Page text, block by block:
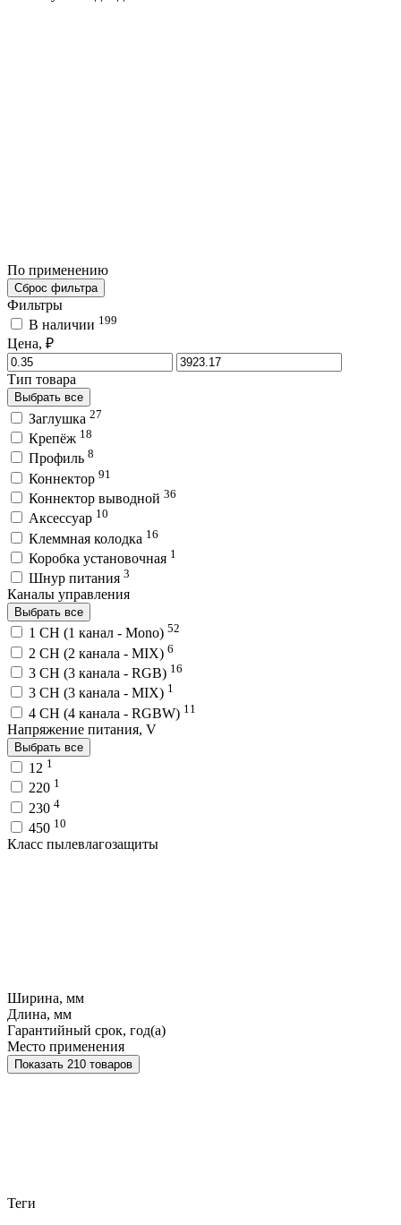
По применению
Сброс фильтра
Фильтры
В наличии 199
Цена, ₽
Тип товара
Выбрать все
Заглушка 27
Крепёж 18
Профиль 8
Коннектор 91
Коннектор выводной 36
Аксессуар 10
Клеммная колодка 16
Коробка установочная 1
Шнур питания 3
Каналы управления
Выбрать все
1 CH (1 канал - Mono) 52
2 CH (2 канала - MIX) 6
3 CH (3 канала - RGB) 16
3 CH (3 канала - MIX) 1
4 CH (4 канала - RGBW) 11
Напряжение питания, V
Выбрать все
12 1
220 1
230 4
450 10
Класс пылевлагозащиты
Ширина, мм
Длина, мм
Гарантийный срок, год(а)
Место применения
Показать 210 товаров
Теги